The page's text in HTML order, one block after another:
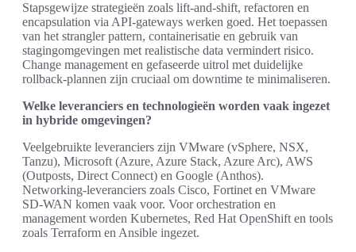
Stapsgewijze strategieën zoals lift‑and‑shift, refactoren en
encapsulation via API‑gateways werken goed. Het toepassen
van het strangler pattern, containerisatie en gebruik van
stagingomgevingen met realistische data vermindert risico.
Change management en gefaseerde uitrol met duidelijke
rollback‑plannen zijn cruciaal om downtime te minimaliseren.
Welke leveranciers en technologieën worden vaak ingezet
in hybride omgevingen?
Veelgebruikte leveranciers zijn VMware (vSphere, NSX,
Tanzu), Microsoft (Azure, Azure Stack, Azure Arc), AWS
(Outposts, Direct Connect) en Google (Anthos).
Networking‑leveranciers zoals Cisco, Fortinet en VMware
SD‑WAN komen vaak voor. Voor orchestration en
management worden Kubernetes, Red Hat OpenShift en tools
zoals Terraform en Ansible ingezet.